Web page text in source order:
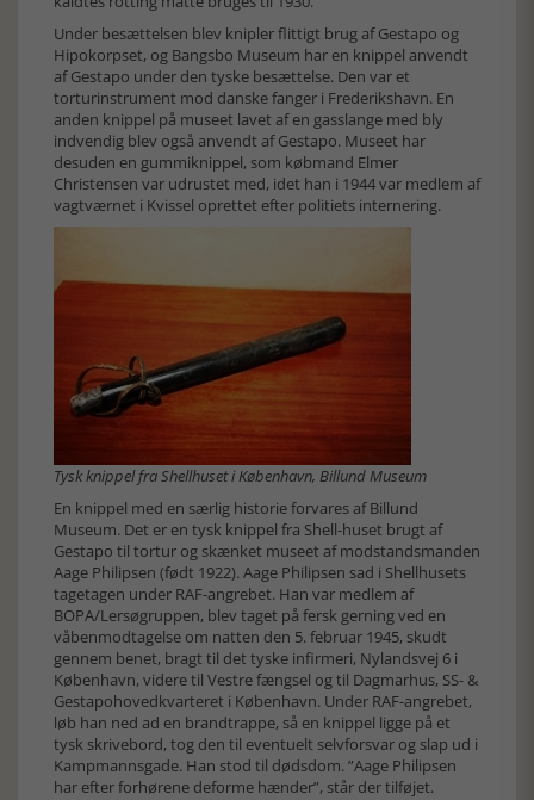
Under besættelsen blev knipler flittigt brug af Gestapo og
Hipokorpset, og Bangsbo Museum har en knippel anvendt
af Gestapo under den tyske besættelse. Den var et
torturinstrument mod danske fanger i Frederikshavn. En
anden knippel på museet lavet af en gasslange med bly
indvendig blev også anvendt af Gestapo. Museet har
desuden en gummiknippel, som købmand Elmer
Christensen var udrustet med, idet han i 1944 var medlem af
vagtværnet i Kvissel oprettet efter politiets internering.
Tysk knippel fra Shellhuset i København, Billund Museum
En knippel med en særlig historie forvares af Billund
Museum. Det er en tysk knippel fra Shell-huset brugt af
Gestapo til tortur og skænket museet af modstandsmanden
Aage Philipsen (født 1922). Aage Philipsen sad i Shellhusets
tagetagen under RAF-angrebet. Han var medlem af
BOPA/Lersøgruppen, blev taget på fersk gerning ved en
våbenmodtagelse om natten den 5. februar 1945, skudt
gennem benet, bragt til det tyske infirmeri, Nylandsvej 6 i
København, videre til Vestre fængsel og til Dagmarhus, SS- &
Gestapohovedkvarteret i København. Under RAF-angrebet,
løb han ned ad en brandtrappe, så en knippel ligge på et
tysk skrivebord, tog den til eventuelt selvforsvar og slap ud i
Kampmannsgade. Han stod til dødsdom. ”Aage Philipsen
har efter forhørene deforme hænder”, står der tilføjet.